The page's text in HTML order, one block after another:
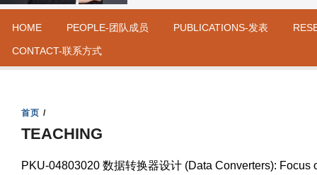
主
HOME PEOPLE-团队成员 PUBLICATIONS-发表
CONTACT-联系方式
首页 /
TEACHING
PKU-04803020 数据转换器设计 (Data Converters):